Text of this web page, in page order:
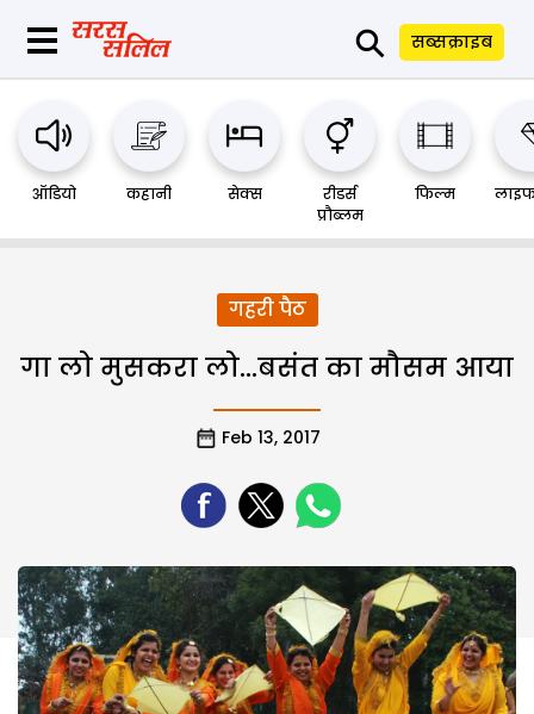
⚲ सब्सक्राइब
ऑडियो कहानी सेक्स
रीडर्स
प्रौब्लम
फिल्म
गहरी पैठ
गा लो मुसकरा लो…बसंत का मौसम आया
Feb 13, 2017